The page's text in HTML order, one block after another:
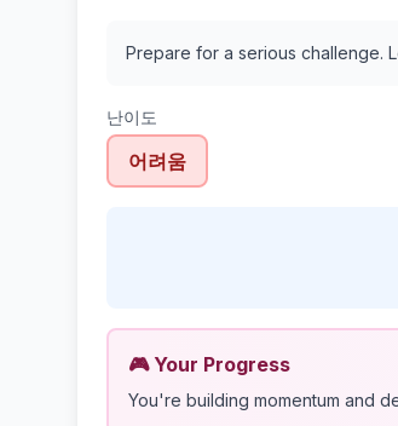
Prepare for a serious challenge.
난이도
어려움
🎮 Your Progress
You're building momentum and